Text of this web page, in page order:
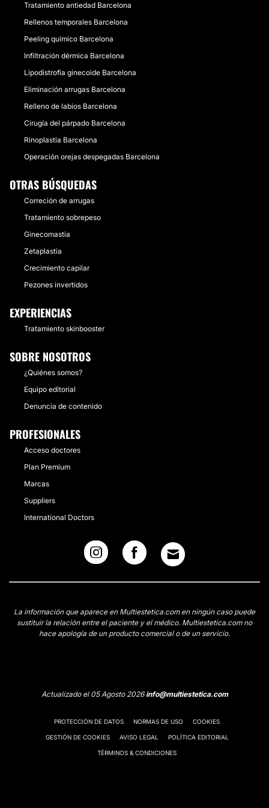
Tratamiento antiedad Barcelona
Rellenos temporales Barcelona
Peeling químico Barcelona
Infiltración dérmica Barcelona
Lipodistrofia ginecoide Barcelona
Eliminación arrugas Barcelona
Relleno de labios Barcelona
Cirugía del párpado Barcelona
Rinoplastia Barcelona
Operación orejas despegadas Barcelona
OTRAS BÚSQUEDAS
Correción de arrugas
Tratamiento sobrepeso
Ginecomastia
Zetaplastia
Crecimiento capilar
Pezones invertidos
EXPERIENCIAS
Tratamiento skinbooster
SOBRE NOSOTROS
¿Quiénes somos?
Equipo editorial
Denuncia de contenido
PROFESIONALES
Acceso doctores
Plan Premium
Marcas
Suppliers
International Doctors
La información que aparece en Multiestetica.com en ningún caso puede
sustituir la relación entre el paciente y el médico. Multiestetica.com no
hace apología de un producto comercial o de un servicio.
Actualizado el 05 Agosto 2026info@multiestetica.com
PROTECCIÓN DE DATOS NORMAS DE USO COOKIES
GESTIÓN DE COOKIES AVISO LEGAL POLÍTICA EDITORIAL
TÉRMINOS & CONDICIONES